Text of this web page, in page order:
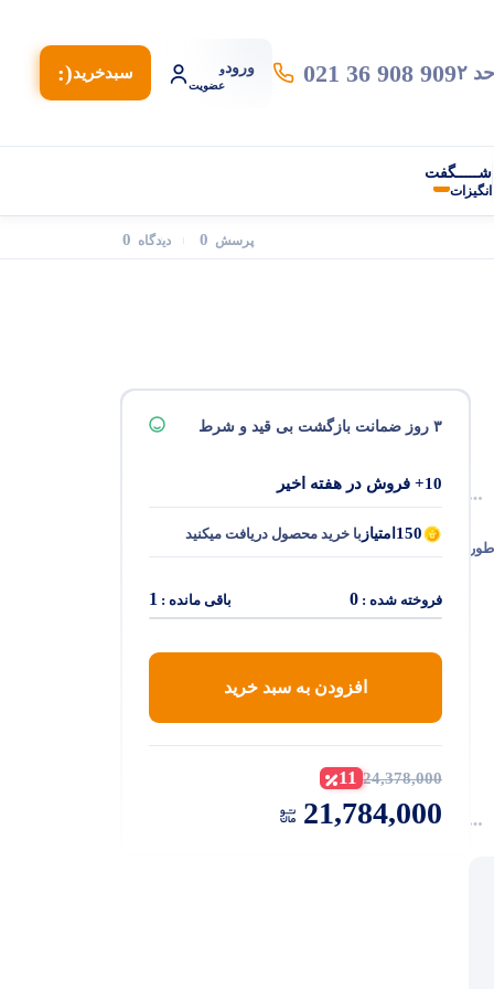
021 36 908 909 ورودو
عضویت
سبد‌خرید(:
شـــــگفت
انگیزات
پرسش 0 دیدگاه 0
۳ روز ضمانت بازگشت بی قید و شرط
10+ فروش در هفته اخیر
150 امتیاز با خرید محصول دریافت میکنید
فروخته شده : 0 باقی مانده : 1
افزودن به سبد خرید
24,378,000
11
21,784,000